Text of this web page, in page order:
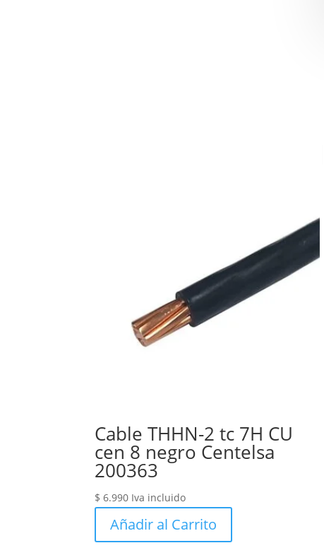
Cable THHN-2 tc 7H CU
cen 8 negro Centelsa
200363
$ 6.990 Iva incluido
Añadir al Carrito